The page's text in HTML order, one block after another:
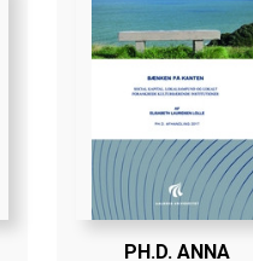
PH.D. ANNA